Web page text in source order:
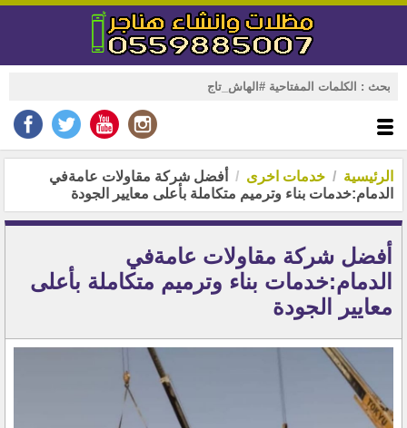
الرئيسية خدمات اخرى
أفضل شركة مقاولات عامةفي
الدمام:خدمات بناء وترميم متكاملة بأعلى معايير الجودة
أفضل شركة مقاولات عامةفي
الدمام:خدمات بناء وترميم متكاملة بأعلى
معايير الجودة